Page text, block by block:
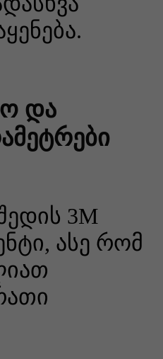
და
3M
ასე რომ